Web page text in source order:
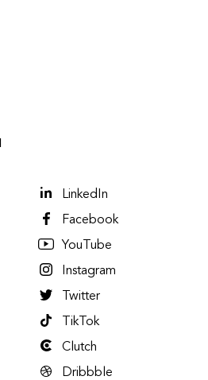
LinkedIn
Facebook
YouTube
Instagram
Twitter
TikTok
Clutch
Dribbble